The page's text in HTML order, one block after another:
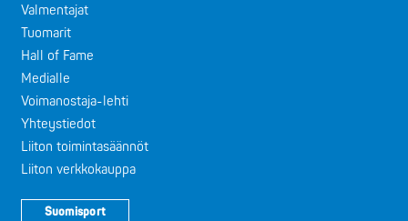
Valmentajat
Tuomarit
Hall of Fame
Medialle
Voimanostaja-lehti
Yhteystiedot
Liiton toimintasäännöt
Liiton verkkokauppa
Suomisport